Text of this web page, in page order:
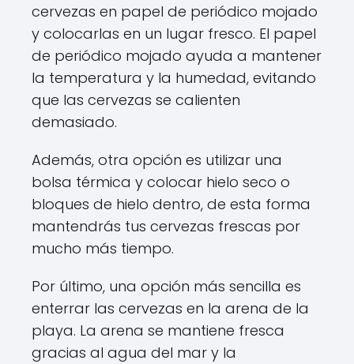
cervezas en papel de periódico mojado
y colocarlas en un lugar fresco. El papel
de periódico mojado ayuda a mantener
la temperatura y la humedad, evitando
que las cervezas se calienten
demasiado.
Además, otra opción es utilizar una
bolsa térmica y colocar hielo seco o
bloques de hielo dentro, de esta forma
mantendrás tus cervezas frescas por
mucho más tiempo.
Por último, una opción más sencilla es
enterrar las cervezas en la arena de la
playa. La arena se mantiene fresca
gracias al agua del mar y la